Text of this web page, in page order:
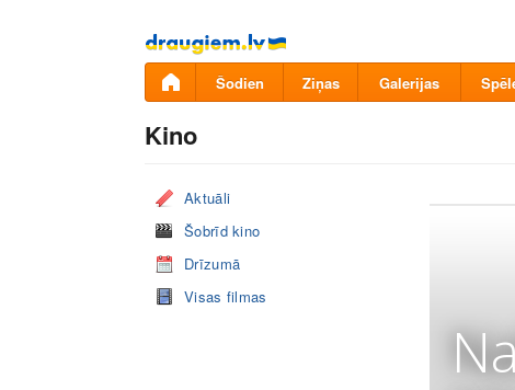
Pāriet
uz
saturu
Šodien Ziņas Galerijas
Kino
Aktuāli
Šobrīd kino
Drīzumā
Visas filmas